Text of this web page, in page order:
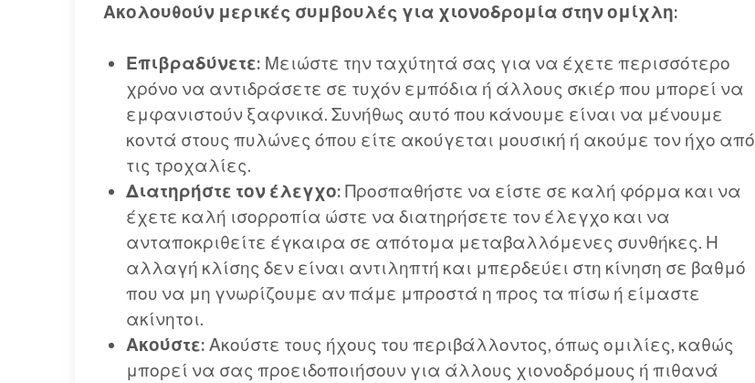
Ακολουθούν μερικές συμβουλές για χιονοδρομία στην ομίχλη:
Επιβραδύνετε: Μειώστε την ταχύτητά σας για να έχετε περισσότερο
χρόνο να αντιδράσετε σε τυχόν εμπόδια ή άλλους σκιέρ που μπορεί να
εμφανιστούν ξαφνικά. Συνήθως αυτό που κάνουμε είναι να μένουμε
κοντά στους πυλώνες όπου είτε ακούγεται μουσική ή ακούμε τον ήχο από
τις τροχαλίες.
Διατηρήστε τον έλεγχο: Προσπαθήστε να είστε σε καλή φόρμα και να
έχετε καλή ισορροπία ώστε να διατηρήσετε τον έλεγχο και να
ανταποκριθείτε έγκαιρα σε απότομα μεταβαλλόμενες συνθήκες. Η
αλλαγή κλίσης δεν είναι αντιληπτή και μπερδεύει στη κίνηση σε βαθμό
που να μη γνωρίζουμε αν πάμε μπροστά η προς τα πίσω ή είμαστε
ακίνητοι.
Ακούστε: Ακούστε τους ήχους του περιβάλλοντος, όπως ομιλίες, καθώς
μπορεί να σας προειδοποιήσουν για άλλους χιονοδρόμους ή πιθανά